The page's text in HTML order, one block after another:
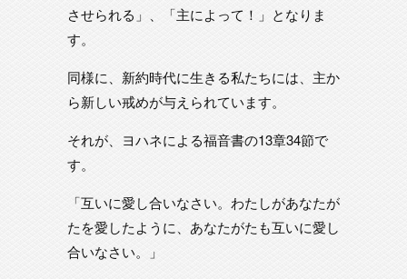
させられる」、「主によって！」となりま
す。
同様に、新約時代に生きる私たちには、主か
ら新しい戒めが与えられています。
それが、ヨハネによる福音書の13章34節で
す。
「互いに愛し合いなさい。わたしがあなたが
たを愛したように、あなたがたも互いに愛し
合いなさい。」